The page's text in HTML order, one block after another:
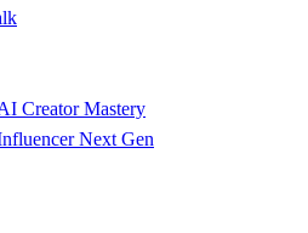
Creator Mastery
Next Gen